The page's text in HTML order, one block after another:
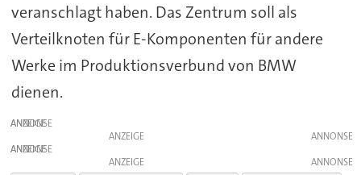
veranschlagt haben. Das Zentrum soll als
Verteilknoten für E-Komponenten für andere
Werke im Produktionsverbund von BMW
dienen.
ANZEIGE
ANZEIGE
ANZEIGE
ANZEIGE